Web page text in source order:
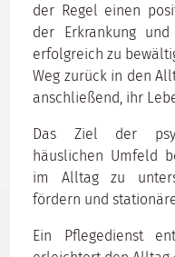
der Regel einen
der Erkrankung
erfolgreich zu
Weg zurück in den
anschließend, ihr
Das Ziel der
häuslichen Umfeld
im Alltag zu
fördern und
Ein Pflegedienst